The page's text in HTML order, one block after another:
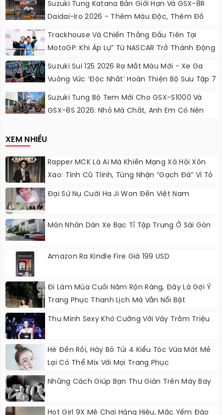
Suzuki Tung Katana Bản Giới Hạn Và GSX-8R
Daidai-Iro 2026 - Thêm Màu Độc, Thêm Đồ
Chơi, Thêm Cá Tính
Trackhouse Và Chiến Thắng Đầu Tiên Tại
MotoGP: Khi Áp Lự” Từ NASCAR Trở Thành Động
Lực Ngọt Ngào
Suzuki Sui 125 2026 Ra Mắt Màu Mới - Xe Ga
Vuông Vức ‘độc Nhất’ Hoàn Thiện Bộ Sưu Tập 7
Sắc Cầu Vồng
Suzuki Tung Bộ Tem Mới Cho GSX-S1000 Và
GSX-8S 2026: Nhỏ Mà Chất, Anh Em Có Nên
XEM NHIỀU
Rapper MCK Là Ai Mà Khiến Mạng Xã Hội Xôn
Xao: Tình Cũ Tlinh, Từng Nhận “gạch Đá” Vì Tỏ
Đại Sứ Nụ Cười Ha Ji Won Đến Việt Nam
Mãn Nhãn Dàn Xe Bạc Tỉ Tập Trung Ở Sài Gòn
Amazon Ra Kindle Fire Giá 199 USD
Đi Làm Mùa Cuối Năm Rộn Ràng, Đây Là Gợi Ý
Trang Phục Thanh Lịch Mà Vẫn Nổi Bật
Thu Minh Sexy Khó Cưỡng Với Váy Trăm Triệu
Hè Đến Rồi, Hãy Bỏ Túi 4 Kiểu Tóc Vừa Mát Mẻ
Lại Có Thể Mix Với Mọi Trang Phục
Những Cách Giúp Bạn Thư Giãn Trên Máy Bay
Hot Girl 9X Mê Chơi Hàng Hiệu, Mặc Yếm Đào